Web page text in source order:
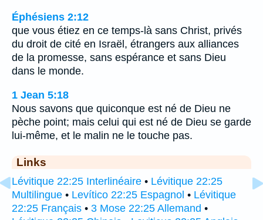
Éphésiens 2:12
que vous étiez en ce temps-là sans Christ, privés
du droit de cité en Israël, étrangers aux alliances
de la promesse, sans espérance et sans Dieu
dans le monde.
1 Jean 5:18
Nous savons que quiconque est né de Dieu ne
pèche point; mais celui qui est né de Dieu se garde
lui-même, et le malin ne le touche pas.
Links
Lévitique 22:25 Interlinéaire • Lévitique 22:25
Multilingue • Levítico 22:25 Espagnol • Lévitique
22:25 Français • 3 Mose 22:25 Allemand •